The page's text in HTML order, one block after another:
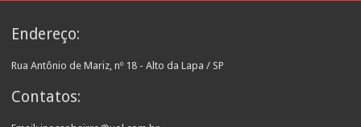
Endereço:
Rua Antônio de Mariz, nº 18 - Alto da Lapa / SP
Contatos: